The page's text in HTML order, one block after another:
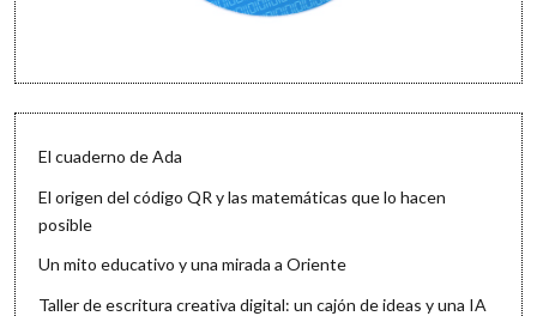
El cuaderno de Ada
El origen del código QR y las matemáticas que lo hacen
posible
Un mito educativo y una mirada a Oriente
Taller de escritura creativa digital: un cajón de ideas y una IA